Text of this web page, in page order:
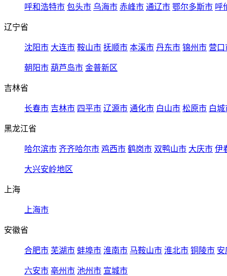
呼和浩特市 包头市 乌海市 赤峰市 通辽市 鄂尔多斯市 呼
辽宁省
沈阳市 大连市 鞍山市 抚顺市 本溪市 丹东市 锦州市 营口
朝阳市 葫芦岛市 金普新区
吉林省
长春市 吉林市 四平市 辽源市 通化市 白山市 松原市 白城
黑龙江省
哈尔滨市 齐齐哈尔市 鸡西市 鹤岗市 双鸭山市 大庆市 伊
大兴安岭地区
上海
上海市
安徽省
合肥市 芜湖市 蚌埠市 淮南市 马鞍山市 淮北市 铜陵市 安
六安市 亳州市 池州市 宣城市